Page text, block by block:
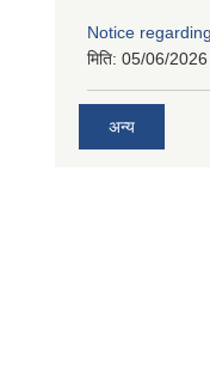
Notice
मिति: 05/06/
अन्य